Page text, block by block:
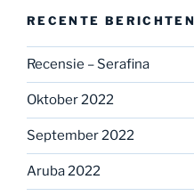
RECENTE BERICHTEN
Recensie – Serafina
Oktober 2022
September 2022
Aruba 2022